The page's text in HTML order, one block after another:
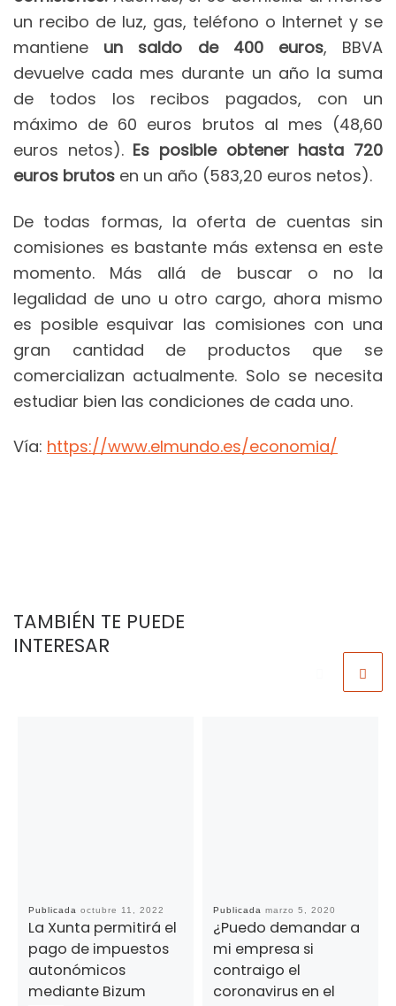
un recibo de luz, gas, teléfono o Internet y se
mantiene un saldo de 400 euros, BBVA
devuelve cada mes durante un año la suma
de todos los recibos pagados, con un
máximo de 60 euros brutos al mes (48,60
euros netos). Es posible obtener hasta 720
euros brutos en un año (583,20 euros netos).
De todas formas, la oferta de cuentas sin
comisiones es bastante más extensa en este
momento. Más allá de buscar o no la
legalidad de uno u otro cargo, ahora mismo
es posible esquivar las comisiones con una
gran cantidad de productos que se
comercializan actualmente. Solo se necesita
estudiar bien las condiciones de cada uno.
Vía: https://www.elmundo.es/economia/
TAMBIÉN TE PUEDE
INTERESAR
Publicada octubre 11, 2022
La Xunta permitirá el
pago de impuestos
autonómicos
mediante Bizum
Publicada marzo 5, 2020
¿Puedo demandar a
mi empresa si
contraigo el
coronavirus en el